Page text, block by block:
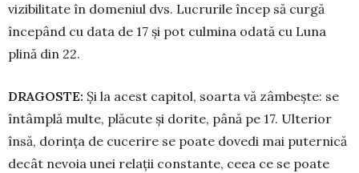
vizibilitate în domeniul dvs. Lu­cru­rile încep să curgă
începând cu da­ta de 17 și pot culmina odată cu Luna
plină din 22.
DRAGOSTE: Și la acest capitol, soarta vă zâmbește: se
întâmplă multe, plăcute și dorite, până pe 17. Ulterior
însă, dorința de cucerire se poate do­vedi mai puternică
decât nevoia unei relații constante, ceea ce se poate